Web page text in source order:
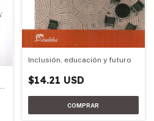
Inclusión, educación y futuro
$14.21 USD